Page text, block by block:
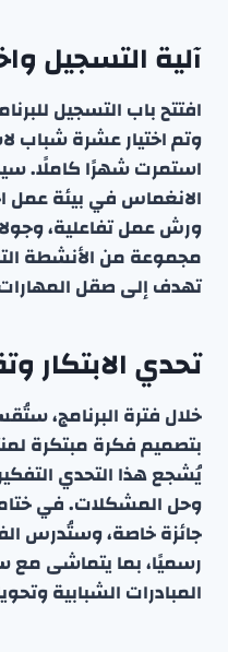
آلية التسجيل
افتتح باب التسجيل
وتم اختيار عشرة شباب
استمرت شهرًا كاملًا.
الانغماس في بيئة عمل
ورش عمل تفاعلية،
مجموعة من الأنشطة
تهدف إلى صقل
تحدي الابتكار
خلال فترة البرنامج،
يُشجع هذا التحدي
وحل المشكلات. في ختام
جائزة خاصة، وستُدرس
رسميًا، بما يتماشى
المبادرات الشبابية